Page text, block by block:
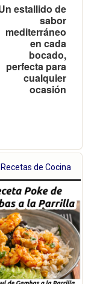
estallido de
sabor
mediterráneo
en cada
bocado,
perfecta para
cualquier
ocasión
Recetas de Cocina